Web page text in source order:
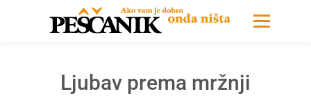
Ljubav prema mržnji